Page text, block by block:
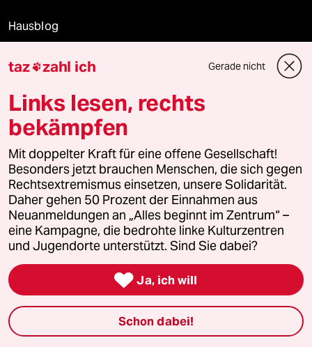
Hausblog
Die Seitenwende
Stellen
Presse
Unterstützen
abo
genossenschaft
recherchefonds ausland
taz zahl ich Gerade nicht
Links lesen, rechts
bekämpfen
Mit doppelter Kraft für eine offene Gesellschaft!
Besonders jetzt brauchen Menschen, die sich gegen
Rechtsextremismus einsetzen, unsere Solidarität.
Daher gehen 50 Prozent der Einnahmen aus
Neuanmeldungen an „Alles beginnt im Zentrum“ –
eine Kampagne, die bedrohte linke Kulturzentren
und Jugendorte unterstützt. Sind Sie dabei?
 Ja, ich will
Schon dabei!